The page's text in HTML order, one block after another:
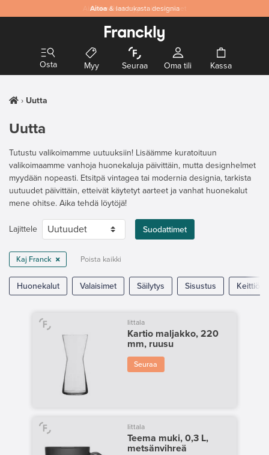
Aitoa& laadukasta designia
Osta Myy Seuraa Oma tili Kassa
Uutta
Uutta
Tutustu valikoimamme uutuuksiin! Lisäämme kuratoituun
valikoimaamme vanhoja huonekaluja päivittäin, mutta designhelmet
myydään nopeasti. Etsitpä vintagea tai modernia designia, tarkista
uutuudet päivittäin, etteivät käytetyt aarteet ja vanhat huonekalut
mene ohitse. Aika tehdä löytöjä!
Lajittele Suodattimet
Kaj Franck Poista kaikki
Huonekalut Valaisimet Säilytys Sisustus Keittiö
Iittala
Kartio maljakko, 220
mm, ruusu
Seuraa
Iittala
Teema muki, 0,3 L,
metsänvihreä